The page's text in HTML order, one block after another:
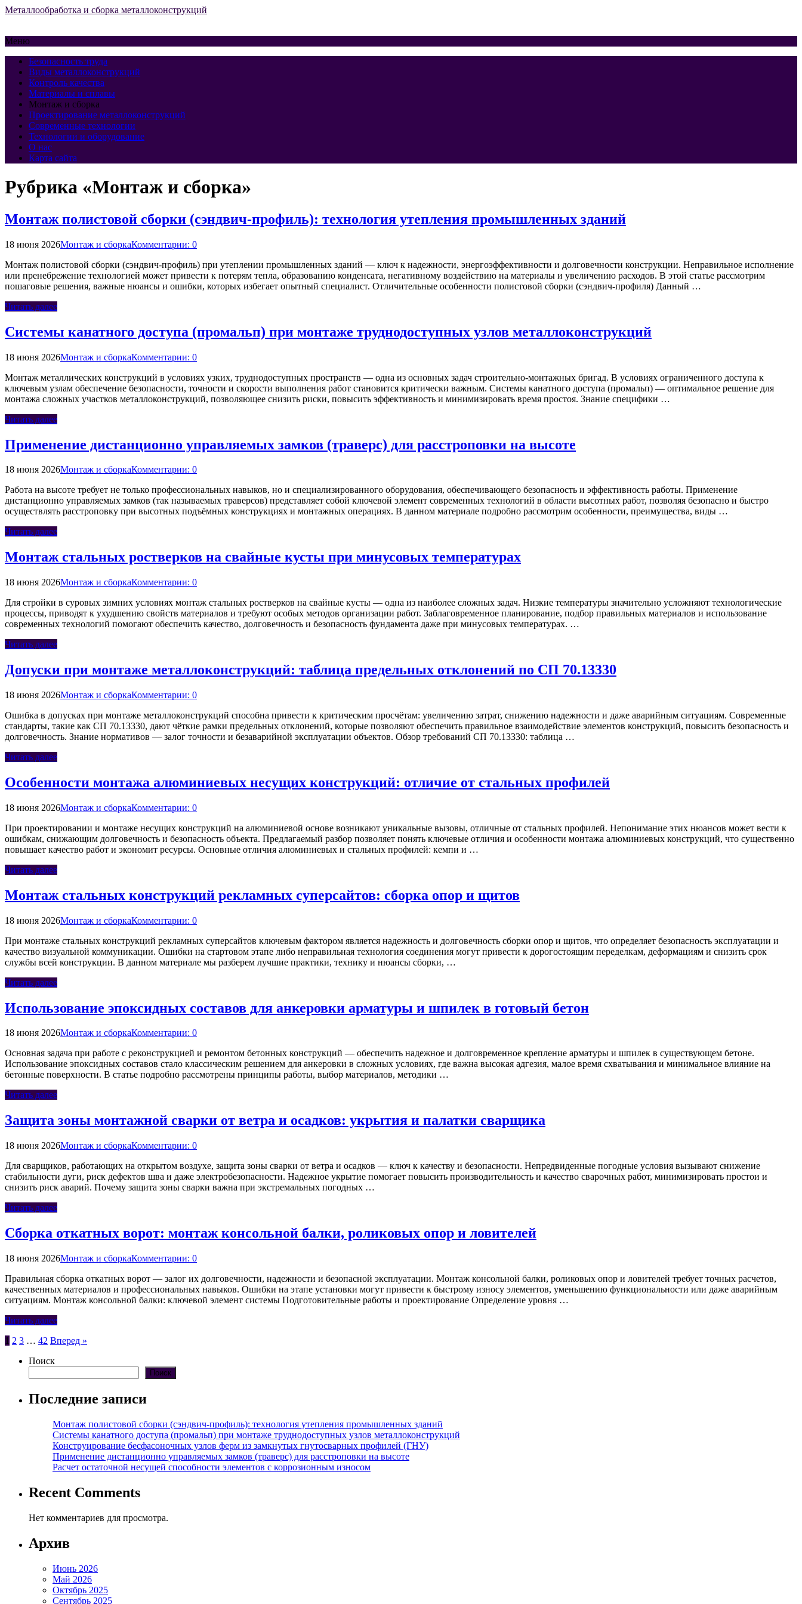
Металлообработка и сборка металлоконструкций
Меню
Безопасность труда
Виды металлоконструкций
Контроль качества
Материалы и сплавы
Монтаж и сборка
Проектирование металлоконструкций
Современные технологии
Технологии и оборудование
О нас
Карта сайта
Рубрика «Монтаж и сборка»
Монтаж полистовой сборки (сэндвич-профиль): технология утепления промышленных зданий
18 июня 2026Монтаж и сборкаКомментарии: 0
Монтаж полистовой сборки (сэндвич-профиль) при утеплении промышленных зданий — ключ к надежности, энергоэффективности и долговечности конструкции. Неправильное исполнение
или пренебрежение технологией может привести к потерям тепла, образованию конденсата, негативному воздействию на материалы и увеличению расходов. В этой статье рассмотрим
пошаговые решения, важные нюансы и ошибки, которых избегает опытный специалист. Отличительные особенности полистовой сборки (сэндвич-профиля) Данный …
Читать далее
Системы канатного доступа (промальп) при монтаже труднодоступных узлов металлоконструкций
18 июня 2026Монтаж и сборкаКомментарии: 0
Монтаж металлических конструкций в условиях узких, труднодоступных пространств — одна из основных задач строительно-монтажных бригад. В условиях ограниченного доступа к
ключевым узлам обеспечение безопасности, точности и скорости выполнения работ становится критически важным. Системы канатного доступа (промальп) — оптимальное решение для
монтажа сложных участков металлоконструкций, позволяющее снизить риски, повысить эффективность и минимизировать время простоя. Знание специфики …
Читать далее
Применение дистанционно управляемых замков (траверс) для расстроповки на высоте
18 июня 2026Монтаж и сборкаКомментарии: 0
Работа на высоте требует не только профессиональных навыков, но и специализированного оборудования, обеспечивающего безопасность и эффективность работы. Применение
дистанционно управляемых замков (так называемых траверсов) представляет собой ключевой элемент современных технологий в области высотных работ, позволяя безопасно и быстро
осуществлять расстроповку при высотных подъёмных конструкциях и монтажных операциях. В данном материале подробно рассмотрим особенности, преимущества, виды …
Читать далее
Монтаж стальных ростверков на свайные кусты при минусовых температурах
18 июня 2026Монтаж и сборкаКомментарии: 0
Для стройки в суровых зимних условиях монтаж стальных ростверков на свайные кусты — одна из наиболее сложных задач. Низкие температуры значительно усложняют технологические
процессы, приводят к ухудшению свойств материалов и требуют особых методов организации работ. Заблаговременное планирование, подбор правильных материалов и использование
современных технологий помогают обеспечить качество, долговечность и безопасность фундамента даже при минусовых температурах. …
Читать далее
Допуски при монтаже металлоконструкций: таблица предельных отклонений по СП 70.13330
18 июня 2026Монтаж и сборкаКомментарии: 0
Ошибка в допусках при монтаже металлоконструкций способна привести к критическим просчётам: увеличению затрат, снижению надежности и даже аварийным ситуациям. Современные
стандарты, такие как СП 70.13330, дают чёткие рамки предельных отклонений, которые позволяют обеспечить правильное взаимодействие элементов конструкций, повысить безопасность и
долговечность. Знание нормативов — залог точности и безаварийной эксплуатации объектов. Обзор требований СП 70.13330: таблица …
Читать далее
Особенности монтажа алюминиевых несущих конструкций: отличие от стальных профилей
18 июня 2026Монтаж и сборкаКомментарии: 0
При проектировании и монтаже несущих конструкций на алюминиевой основе возникают уникальные вызовы, отличные от стальных профилей. Непонимание этих нюансов может вести к
ошибкам, снижающим долговечность и безопасность объекта. Предлагаемый разбор позволяет понять ключевые отличия и особенности монтажа алюминиевых конструкций, что существенно
повышает качество работ и экономит ресурсы. Основные отличия алюминиевых и стальных профилей: кемпи и …
Читать далее
Монтаж стальных конструкций рекламных суперсайтов: сборка опор и щитов
18 июня 2026Монтаж и сборкаКомментарии: 0
При монтаже стальных конструкций рекламных суперсайтов ключевым фактором является надежность и долговечность сборки опор и щитов, что определяет безопасность эксплуатации и
качество визуальной коммуникации. Ошибки на стартовом этапе либо неправильная технология соединения могут привести к дорогостоящим переделкам, деформациям и снизить срок
службы всей конструкции. В данном материале мы разберем лучшие практики, технику и нюансы сборки, …
Читать далее
Использование эпоксидных составов для анкеровки арматуры и шпилек в готовый бетон
18 июня 2026Монтаж и сборкаКомментарии: 0
Основная задача при работе с реконструкцией и ремонтом бетонных конструкций — обеспечить надежное и долговременное крепление арматуры и шпилек в существующем бетоне.
Использование эпоксидных составов стало классическим решением для анкеровки в сложных условиях, где важна высокая адгезия, малое время схватывания и минимальное влияние на
бетонные поверхности. В статье подробно рассмотрены принципы работы, выбор материалов, методики …
Читать далее
Защита зоны монтажной сварки от ветра и осадков: укрытия и палатки сварщика
18 июня 2026Монтаж и сборкаКомментарии: 0
Для сварщиков, работающих на открытом воздухе, защита зоны сварки от ветра и осадков — ключ к качеству и безопасности. Непредвиденные погодные условия вызывают снижение
стабильности дуги, риск дефектов шва и даже электробезопасности. Надежное укрытие помогает повысить производительность и качество сварочных работ, минимизировать простои и
снизить риск аварий. Почему защита зоны сварки важна при экстремальных погодных …
Читать далее
Сборка откатных ворот: монтаж консольной балки, роликовых опор и ловителей
18 июня 2026Монтаж и сборкаКомментарии: 0
Правильная сборка откатных ворот — залог их долговечности, надежности и безопасной эксплуатации. Монтаж консольной балки, роликовых опор и ловителей требует точных расчетов,
качественных материалов и профессиональных навыков. Ошибки на этапе установки могут привести к быстрому износу элементов, уменьшению функциональности или даже аварийным
ситуациям. Монтаж консольной балки: ключевой элемент системы Подготовительные работы и проектирование Определение уровня …
Читать далее
Пагинация
записей
1 2 3 … 42 Вперед »
Поиск
Поиск
Последние записи
Монтаж полистовой сборки (сэндвич-профиль): технология утепления промышленных зданий
Системы канатного доступа (промальп) при монтаже труднодоступных узлов металлоконструкций
Конструирование бесфасоночных узлов ферм из замкнутых гнутосварных профилей (ГНУ)
Применение дистанционно управляемых замков (траверс) для расстроповки на высоте
Расчет остаточной несущей способности элементов с коррозионным износом
Recent Comments
Нет комментариев для просмотра.
Архив
Июнь 2026
Май 2026
Октябрь 2025
Сентябрь 2025